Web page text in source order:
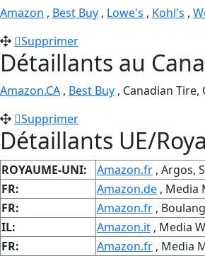
Amazon , Best Buy , Lowe's , Kohl's ,
Supprimer
Détaillants au
Amazon.CA , Best Buy , Canadian Tire,
Supprimer
Détaillants UE/
ROYAUME-UNI: Amazon.fr , Argos,
FR:
Amazon.de , Media
FR:
Amazon.fr ,
IL:
Amazon.it , Media
FR:
Amazon.fr , Media